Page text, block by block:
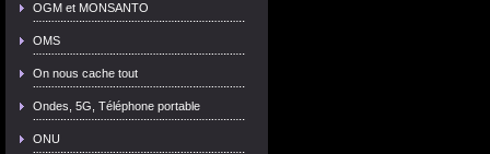
OGM et MONSANTO
OMS
On nous cache tout
Ondes, 5G, Téléphone portable
ONU